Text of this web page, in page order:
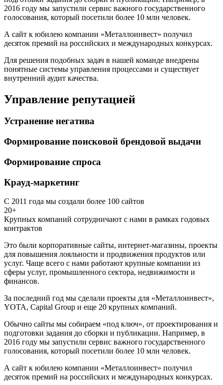
2016 году мы запустили сервис важного государственного
голосования, который посетили более 10 млн человек.
А сайт к юбилею компании «Металлоинвест» получил
десяток премий на российских и международных конкурсах.
Для решения подобных задач в нашей команде внедрены
понятные системы управления процессами и существует
внутренний аудит качества.
Управление репутацией
Устранение негатива
Формирование поисковой брендовой выдачи
Формирование спроса
Крауд-маркетинг
С 2011 года мы создали более 100 сайтов
20+
Крупных компаний сотрудничают с нами в рамках годовых
контрактов
Это были корпоративные сайты, интернет-магазины, проекты
для повышения лояльности и продвижения продуктов или
услуг. Чаще всего с нами работают крупные компании из
сферы услуг, промышленного сектора, недвижимости и
финансов.
За последний год мы сделали проекты для «Металлоинвест»,
YOTA, Capital Group и еще 20 крупных компаний.
Обычно сайты мы собираем «под ключ», от проектирования и
подготовки задания до сборки и публикации. Например, в
2016 году мы запустили сервис важного государственного
голосования, который посетили более 10 млн человек.
А сайт к юбилею компании «Металлоинвест» получил
десяток премий на российских и международных конкурсах.